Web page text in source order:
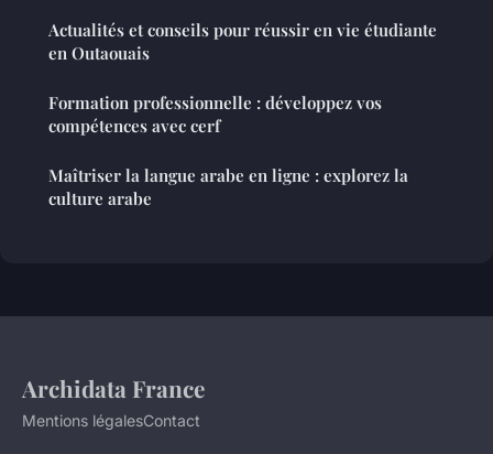
Actualités et conseils pour réussir en vie étudiante
en Outaouais
Formation professionnelle : développez vos
compétences avec cerf
Maîtriser la langue arabe en ligne : explorez la
culture arabe
Archidata France
Mentions légalesContact